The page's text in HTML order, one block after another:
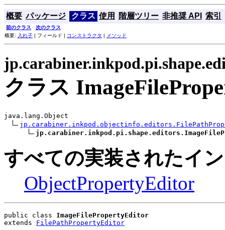
概要 パッケージ クラス 使用 階層ツリー 非推奨 API 索引
前のクラス
次のクラス
概要: 入れ子 | フィールド | コンストラクタ | メソッド
クラス
java.lang.Object
すべての実装されたイ
ObjectPropertyEditor
public class ImageFilePropertyEditor
extends FilePathPropertyEditor